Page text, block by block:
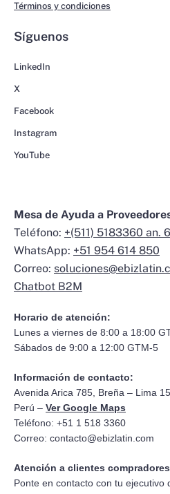
Términos y condiciones
Síguenos
LinkedIn
X
Facebook
Instagram
YouTube
Mesa de Ayuda a
Teléfono: +(511) 5183360 an.
WhatsApp: +51 954 614 850
Correo:
Chatbot B2M
Horario de atención:
Lunes a viernes de 8:00 a 18:00
Sábados de 9:00 a 12:00 GTM-5
Información de contacto:
Avenida Arica 785, Breña – Lima
Perú – Ver Google Maps
Teléfono: +51 1 518 3360
Correo: contacto@ebizlatin.com
Atención a clientes
Ponte en contacto con tu ejecutivo